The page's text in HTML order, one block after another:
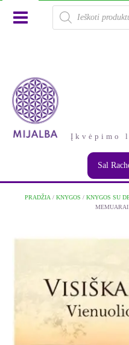
Products
search
Įkvėpimo
Sal
PRADŽIA / KNYGOS / KNYGOS SU
MEMUARAI